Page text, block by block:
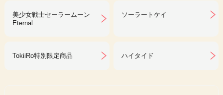
美少女戦士セーラームーン
Eternal
ソーラートケイ
TokiiRo特別限定商品 ハイタイド